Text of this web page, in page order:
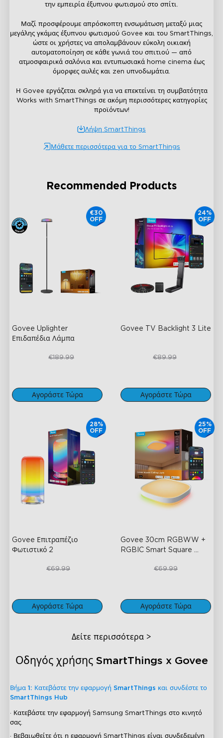
την εμπειρία έξυπνου φωτισμού στο σπίτι.
Μαζί προσφέρουμε απρόσκοπτη ενσωμάτωση μεταξύ μιας
μεγάλης γκάμας έξυπνου φωτισμού Govee και του SmartThings,
ώστε οι χρήστες να απολαμβάνουν εύκολη οικιακή
αυτοματοποίηση σε κάθε γωνιά του σπιτιού — από
ατμοσφαιρικά σαλόνια και εντυπωσιακά home cinema έως
όμορφες αυλές και zen υπνοδωμάτια.
Η Govee εργάζεται σκληρά για να επεκτείνει τη συμβατότητα
Works with SmartThings σε ακόμη περισσότερες κατηγορίες
προϊόντων!
Λήψη SmartThings
Μάθετε περισσότερα για το SmartThings
Recommended Products
Govee Uplighter
Επιδαπέδια Λάμπα
€30
OFF
€189.99
Αγοράστε Τώρα
Govee TV Backlight 3 Lite
24%
OFF
€89.99
Αγοράστε Τώρα
Govee Επιτραπέζιο
Φωτιστικό 2
28%
OFF
€69.99
Αγοράστε Τώρα
Govee 30cm RGBWW +
RGBIC Smart Square
25%
OFF
€69.99
Αγοράστε Τώρα
Δείτε περισσότερα >
Οδηγός χρήσης SmartThings x Govee
Βήμα 1: Κατεβάστε την εφαρμογή SmartThings και συνδέστε το
SmartThings Hub
· Κατεβάστε την εφαρμογή Samsung SmartThings στο κινητό
σας.
· Βεβαιωθείτε ότι η εφαρμογή SmartThings είναι συνδεδεμένη